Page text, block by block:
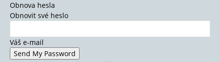
Obnova hesla
Obnovit své heslo
Váš e-mail